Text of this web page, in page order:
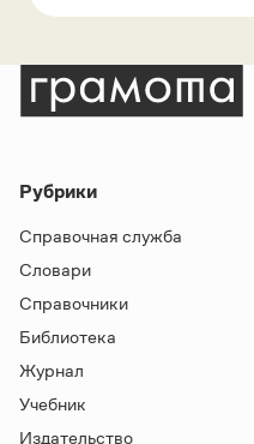
Рубрики
Справочная служба
Словари
Справочники
Библиотека
Журнал
Учебник
Издательство